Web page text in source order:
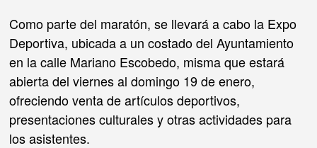
Como parte del maratón, se llevará a cabo la Expo
Deportiva, ubicada a un costado del Ayuntamiento
en la calle Mariano Escobedo, misma que estará
abierta del viernes al domingo 19 de enero,
ofreciendo venta de artículos deportivos,
presentaciones culturales y otras actividades para
los asistentes.